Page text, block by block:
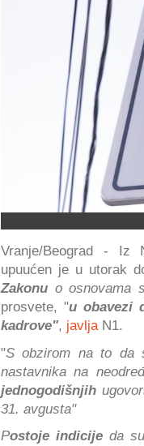
Vranje/Beograd - Iz
upuućen je u utorak
Zakonu o osnovama
prosvete, "u obavezi
kadrove", javlja N1.
"S obzirom na to da
nastavnika na
jednogodišnjih
31. avgusta"
Postoje indicijeda